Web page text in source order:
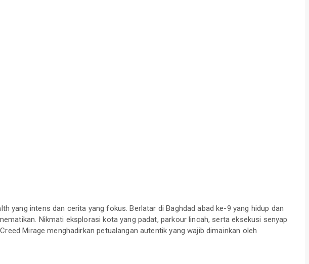
yang intens dan cerita yang fokus. Berlatar di Baghdad abad ke-9 yang hidup dan
Nikmati eksplorasi kota yang padat, parkour lincah, serta eksekusi senyap
Mirage menghadirkan petualangan autentik yang wajib dimainkan oleh